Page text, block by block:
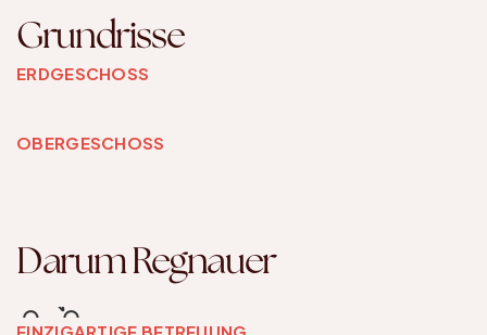
Grundrisse
ERDGESCHOSS
OBERGESCHOSS
Darum Regnauer